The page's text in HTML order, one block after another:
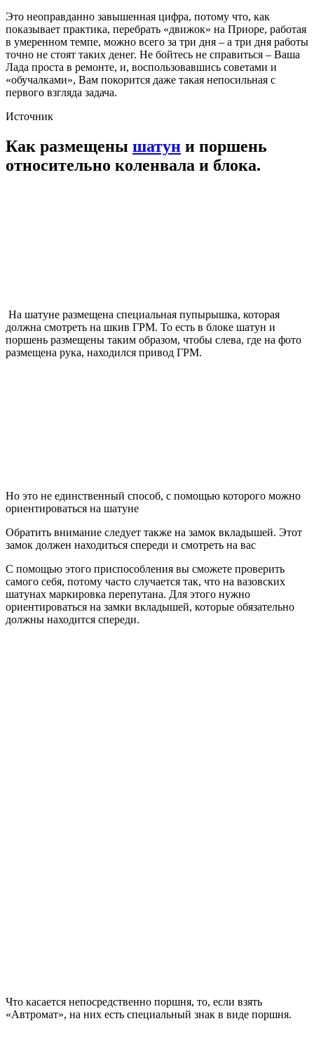
Это неоправданно завышенная цифра, потому что, как
показывает практика, перебрать «движок» на Приоре, работая
в умеренном темпе, можно всего за три дня – а три дня работы
точно не стоят таких денег. Не бойтесь не справиться – Ваша
Лада проста в ремонте, и, воспользовавшись советами и
«обучалками», Вам покорится даже такая непосильная с
первого взгляда задача.
Источник
Как размещены шатун и поршень
относительно коленвала и блока.
На шатуне размещена специальная пупырышка, которая
должна смотреть на шкив ГРМ. То есть в блоке шатун и
поршень размещены таким образом, чтобы слева, где на фото
размещена рука, находился привод ГРМ.
Но это не единственный способ, с помощью которого можно
ориентироваться на шатуне
Обратить внимание следует также на замок вкладышей. Этот
замок должен находиться спереди и смотреть на вас
С помощью этого приспособления вы сможете проверить
самого себя, потому часто случается так, что на вазовских
шатунах маркировка перепутана. Для этого нужно
ориентироваться на замки вкладышей, которые обязательно
должны находится спереди.
Что касается непосредственно поршня, то, если взять
«Автромат», на них есть специальный знак в виде поршня.